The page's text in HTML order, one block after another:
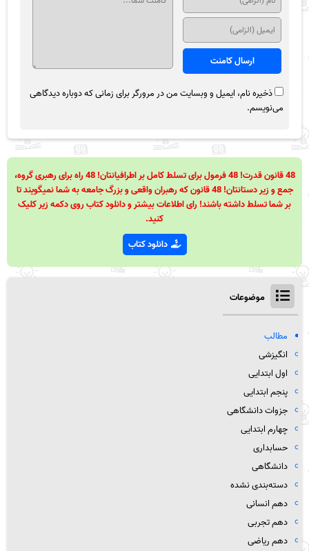
ذخیره نام، ایمیل و وبسایت من در مرورگر برای زمانی که دوباره دیدگاهی
می‌نویسم.
48 قانون قدرت! 48 فرمول برای تسلط کامل بر اطرافیانتان! 48 راه برای رهبری گروه،
جمع و زیر دستانتان! 48 قانون که رهبران واقعی و بزرگ جامعه به شما نمیگویند تا
بر شما تسلط داشته باشند! رای اطلاعات بیشتر و دانلود کتاب روی دکمه زیر کلیک
کنید.
دانلود کتاب
موضوعات
مطالب
انگیزشی
اول ابتدایی
پنجم ابتدایی
جزوات دانشگاهی
چهارم ابتدایی
حسابداری
دانشگاهی
دسته‌بندی نشده
دهم انسانی
دهم تجربی
دهم ریاضی